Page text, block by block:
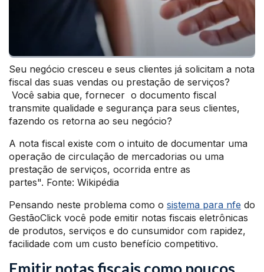
Seu negócio cresceu e seus clientes já solicitam a nota
fiscal das suas vendas ou prestação de serviços?
Você sabia que, fornecer o documento fiscal
transmite qualidade e segurança para seus clientes,
fazendo os retorna ao seu negócio?
A nota fiscal existe com o intuito de documentar uma
operação de circulação de mercadorias ou uma
prestação de serviços, ocorrida entre as
partes". Fonte: Wikipédia
Pensando neste problema como o sistema para nfe do
GestãoClick você pode emitir notas fiscais eletrônicas
de produtos, serviços e do cunsumidor com rapidez,
facilidade com um custo benefício competitivo.